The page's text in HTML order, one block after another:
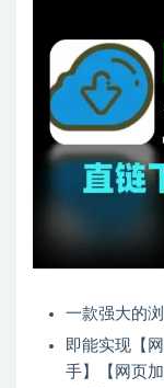
一款强大的
即能实现【
手】【网页